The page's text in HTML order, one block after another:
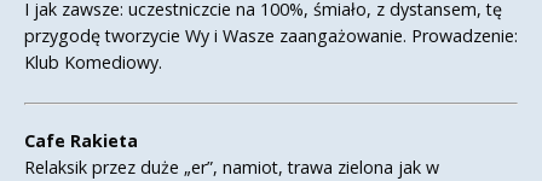
I jak zawsze: uczestniczcie na 100%, śmiało, z dystansem, tę
przygodę tworzycie Wy i Wasze zaangażowanie. Prowadzenie:
Klub Komediowy.
Cafe Rakieta
Relaksik przez duże „er”, namiot, trawa zielona jak w